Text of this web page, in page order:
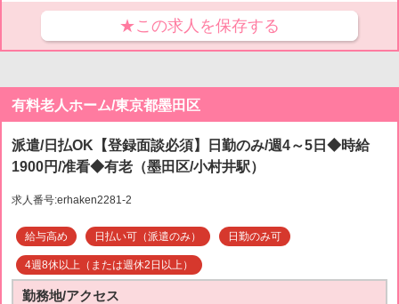
★この求人を保存する
有料老人ホーム/東京都墨田区
派遣/日払OK【登録面談必須】日勤のみ/週4～5日◆時給
1900円/准看◆有老（墨田区/小村井駅）
求人番号:erhaken2281-2
給与高め 日払い可（派遣のみ） 日勤のみ可
4週8休以上（または週休2日以上）
勤務地/アクセス